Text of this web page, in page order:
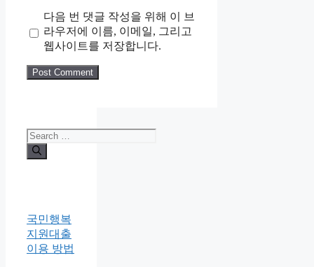
다음 번 댓글 작성을 위해 이 브
라우저에 이름, 이메일, 그리고
웹사이트를 저장합니다.
Search
for:
국민행복
지원대출
이용 방법